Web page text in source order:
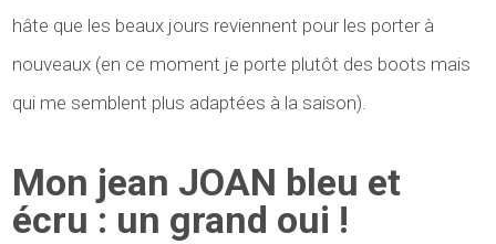
hâte que les beaux jours reviennent pour les porter à
nouveaux (en ce moment je porte plutôt des boots mais
qui me semblent plus adaptées à la saison).
Mon jean JOAN bleu et
écru : un grand oui !